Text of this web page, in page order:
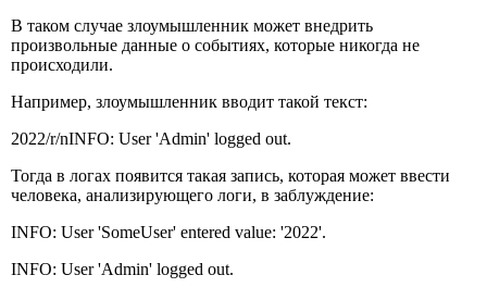
В таком случае злоумышленник может внедрить
произвольные данные о событиях, которые никогда не
происходили.
Например, злоумышленник вводит такой текст:
2022/r/nINFO: User 'Admin' logged out.
Тогда в логах появится такая запись, которая может ввести
человека, анализирующего логи, в заблуждение:
INFO: User 'SomeUser' entered value: '2022'.
INFO: User 'Admin' logged out.